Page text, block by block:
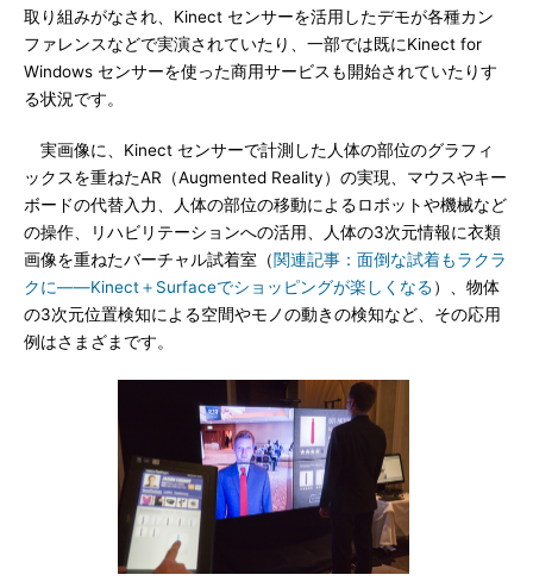
取り組みがなされ、Kinect センサーを活用したデモが各種カン
ファレンスなどで実演されていたり、一部では既にKinect for
Windows センサーを使った商用サービスも開始されていたりす
る状況です。
実画像に、Kinect センサーで計測した人体の部位のグラフィ
ックスを重ねたAR（Augmented Reality）の実現、マウスやキー
ボードの代替入力、人体の部位の移動によるロボットや機械など
の操作、リハビリテーションへの活用、人体の3次元情報に衣類
画像を重ねたバーチャル試着室（関連記事：面倒な試着もラクラ
クに――Kinect＋Surfaceでショッピングが楽しくなる）、物体
の3次元位置検知による空間やモノの動きの検知など、その応用
例はさまざまです。